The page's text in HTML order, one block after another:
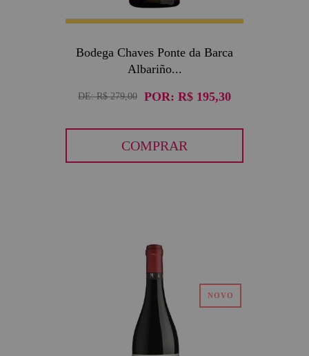
Bodega Chaves Ponte da Barca
Albariño...
DE:R$ 279,00 POR: R$ 195,30
COMPRAR